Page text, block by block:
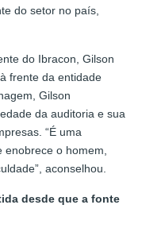
do setor no país,
do Ibracon, Gilson
frente da entidade
Gilson
da auditoria e sua
“É uma
enobrece o homem,
aconselhou.
desde que a fonte